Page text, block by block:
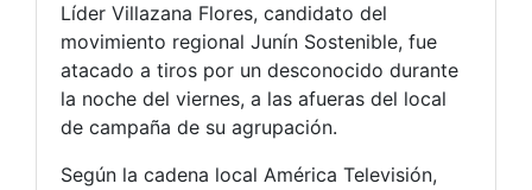
Líder Villazana Flores, candidato del
movimiento regional Junín Sostenible, fue
atacado a tiros por un desconocido durante
la noche del viernes, a las afueras del local
de campaña de su agrupación.
Según la cadena local América Televisión,